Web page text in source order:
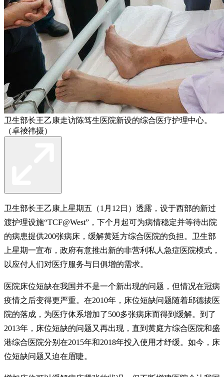
卫生部长王乙康走访陈笃生医院新设的综合医疗护理中心。
（卓祾祎摄）
卫生部长王乙康上星期五（1月12日）透露，设于西部的新过
渡护理设施“TCF@West”，下个月起可为病情稳定并等待出院
的病患提供200张病床，缓解黄廷方综合医院的负担。卫生部
上星期一宣布，政府有意推出新的非营利私人急症医院模式，
以应付人们对医疗服务与日俱增的需求。
医院床位短缺在我国并不是一个新出现的问题，但情况在冠病
疫情之后变得更严重。在2010年，床位短缺问题随着邱德拔医
院的落成，为医疗体系增加了500多张病床而得到缓解。到了
2013年，床位短缺的问题又再出现，直到黄庭方综合医院和盛
港综合医院分别在2015年和2018年投入使用才纾缓。如今，床
位短缺问题又迫在眉睫。